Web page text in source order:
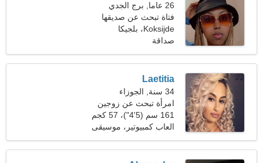
26 عاما, برج الجدي
فتاة تبحث عن صديقها
Koksijde، بلجيكا
صداقة
Laetitia
34 سنة, الجوزاء
امرأة تبحث عن زوجين
161 سم (5'4")، 57 كجم
(125 رطلا)
العاب كمبيوتير، موسيقى
الروك آند رول